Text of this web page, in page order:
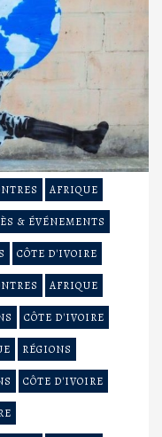
AFRIQUE
& ÉVÉNEMENTS
CÔTE D'IVOIRE
AFRIQUE
CÔTE D'IVOIRE
RÉGIONS
CÔTE D'IVOIRE